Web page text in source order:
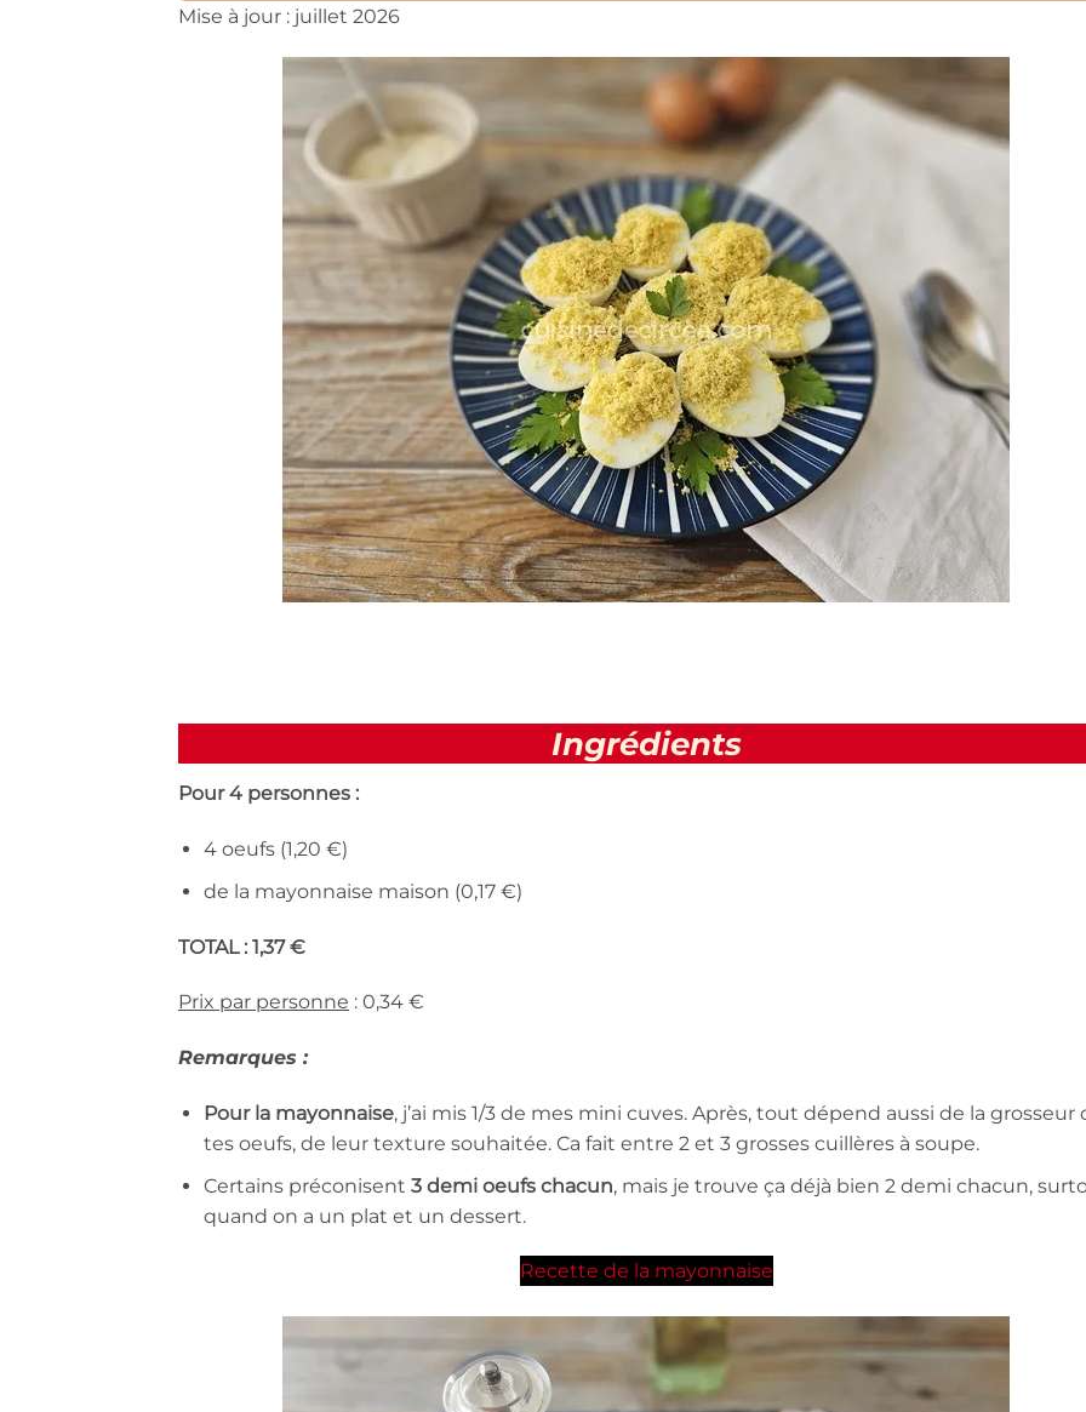
Mise à jour : juillet 2026
Ingrédients
Pour 4 personnes :
4 oeufs (1,20 €)
de la mayonnaise maison (0,17 €)
TOTAL : 1,37 €
Prix par personne : 0,34 €
Remarques :
Pour la mayonnaise, j’ai mis 1/3 de mes mini cuves. Après, tout dépend aussi de la grosseur
tes oeufs, de leur texture souhaitée. Ca fait entre 2 et 3 grosses cuillères à soupe.
Certains préconisent 3 demi oeufs chacun, mais je trouve ça déjà bien 2 demi chacun,
quand on a un plat et un dessert.
Recette de la mayonnaise